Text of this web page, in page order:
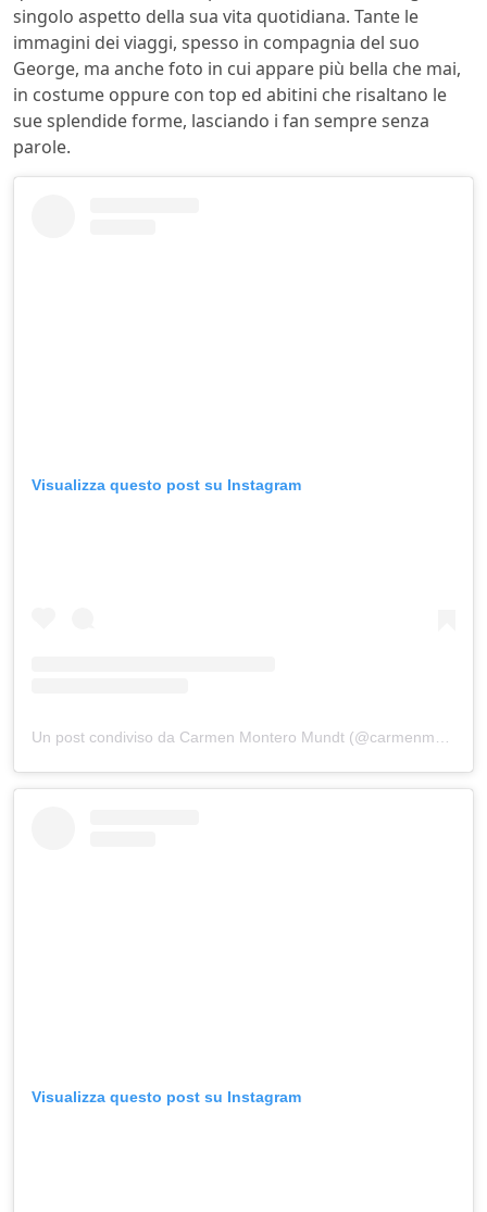
singolo aspetto della sua vita quotidiana. Tante le
immagini dei viaggi, spesso in compagnia del suo
George, ma anche foto in cui appare più bella che mai,
in costume oppure con top ed abitini che risaltano le
sue splendide forme, lasciando i fan sempre senza
parole.
Visualizza questo post su Instagram
Visualizza questo post su Instagram